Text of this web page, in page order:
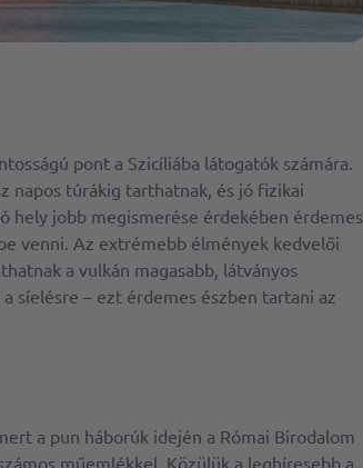
pont a Szicíliába látogatók számára.
napos túrákig tarthatnak, és jó fizikai
hely jobb megismerése érdekében érdemes
venni. Az extrémebb élmények kedvelői
a vulkán magasabb, látványos
síelésre – ezt érdemes észben tartani az
a pun háborúk idején a Római Birodalom
műemlékkel. Közülük a leghíresebb a